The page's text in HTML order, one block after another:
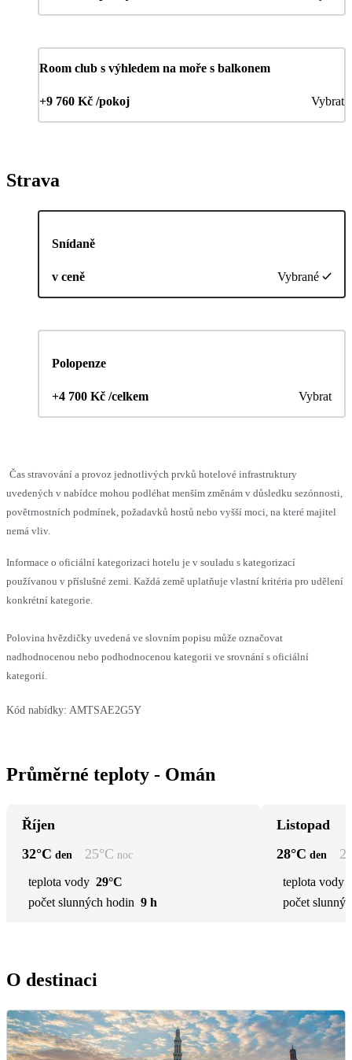
Room club s výhledem na moře s balkonem
+9 760 Kč /pokoj Vybrat
Strava
Snídaně
v ceně Vybrané
Polopenze
+4 700 Kč /celkem Vybrat
Čas stravování a provoz jednotlivých prvků hotelové infrastruktury
uvedených v nabídce mohou podléhat menším změnám v důsledku sezónnosti,
povětrnostních podmínek, požadavků hostů nebo vyšší moci, na které majitel
nemá vliv.
Informace o oficiální kategorizaci hotelu je v souladu s kategorizací
používanou v příslušné zemi. Každá země uplatňuje vlastní kritéria pro udělení
konkrétní kategorie.
Polovina hvězdičky uvedená ve slovním popisu může označovat
nadhodnocenou nebo podhodnocenou kategorii ve srovnání s oficiální
kategorií.
Kód nabídky: AMTSAE2G5Y
Průměrné teploty - Omán
Říjen
32°C den 25°C noc
teplota vody 29°C
počet slunných hodin 9 h
Listopad
28°C den
teplota vody
počet
O destinaci